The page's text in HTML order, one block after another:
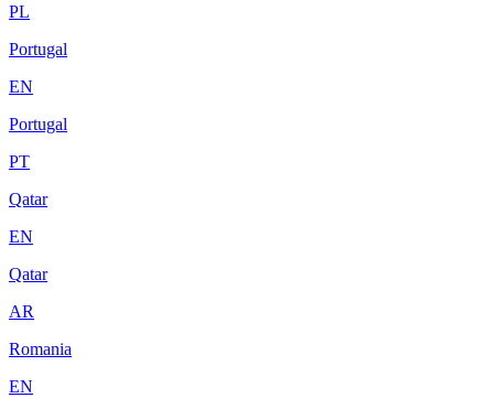
PL
Portugal
EN
Portugal
PT
Qatar
EN
Qatar
AR
Romania
EN